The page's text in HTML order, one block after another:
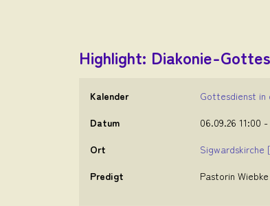
Highlight: Diakonie-
Kalender
Gottesdienst in
Datum
06.09.26 11:00 -
Ort
Sigwardskirche
Predigt
Pastorin